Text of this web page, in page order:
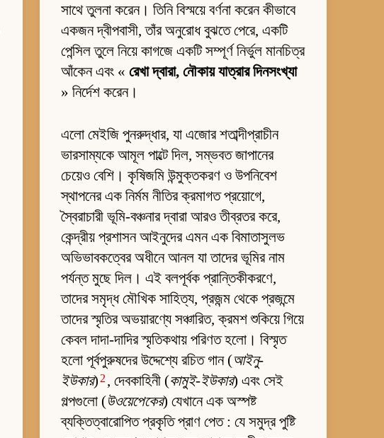
সাথে তুলনা করেন। তিনি বিস্ময়ে বর্ণনা করেন কীভাবে
একজন দ্বীপবাসী, তাঁর অনুরোধ বুঝতে পেরে, একটি
পেন্সিল তুলে নিয়ে কাগজে একটি সম্পূর্ণ নির্ভুল মানচিত্র
আঁকেন এবং «রেখা দ্বারা, নৌকায় যাত্রার দিনসংখ্যা
» নির্দেশ করেন।
এলো মেইজি পুনরুদ্ধার, যা এজোর শতাব্দীপ্রাচীন
ভারসাম্যকে আমূল পাল্টে দিল, সম্ভবত জাপানের
চেয়েও বেশি। কৃষিজমি উন্মুক্তকরণ ও উপনিবেশ
স্থাপনের এক নির্মম নীতির ক্রমাগত প্রয়োগে,
স্বৈরাচারী ভূমি-বঞ্চনার দ্বারা আরও তীব্রতর করে,
কেন্দ্রীয় প্রশাসন আইনুদের এমন এক বিমাতাসুলভ
অভিভাবকত্বের অধীনে আনল যা তাদের ভূমির নাম
পর্যন্ত মুছে দিল। এই বলপূর্বক প্রান্তিকীকরণে,
তাদের সমৃদ্ধ মৌখিক সাহিত্য, প্রজন্ম থেকে প্রজন্মে
তাদের স্মৃতির অভয়ারণ্যে সঞ্চারিত, ক্রমশ শুকিয়ে গিয়ে
কেবল দাদা-দাদির স্মৃতিকথায় পরিণত হলো। বিস্মৃত
হলো পূর্বপুরুষদের উদ্দেশ্যে রচিত গান (আইনু-
ইউকার) 2 , দেবকাহিনী (কামুই-ইউকার) এবং সেই
গল্পগুলো (উওয়েপেকের) যেখানে এক অস্পষ্ট
ব্যক্তিত্বারোপিত প্রকৃতি প্রাণ পেত : যে সমুদ্র পুষ্টি